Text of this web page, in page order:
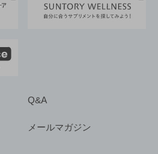
Q&A
メールマガジン